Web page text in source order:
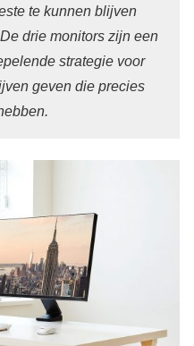
te kunnen blijven
drie monitors zijn een
strategie voor
geven die precies